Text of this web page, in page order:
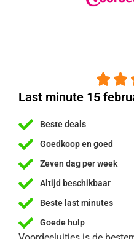
 
Last minute 15
Beste deals
Goedkoop en goed
Zeven dag per week
Altijd beschikbaar
Beste last minutes
Goede hulp